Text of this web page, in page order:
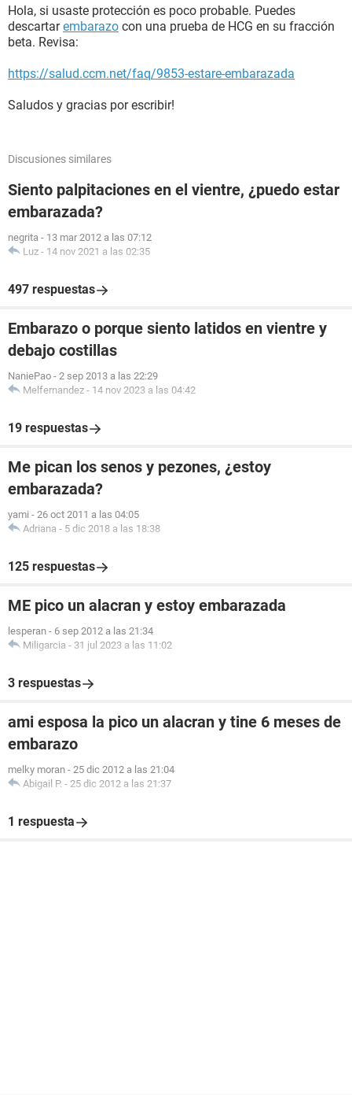
Hola, si usaste protección es poco probable. Puedes
descartarembarazo con una prueba de HCG en su fracción
beta. Revisa:
https://salud.ccm.net/faq/9853-estare-embarazada
Saludos y gracias por escribir!
Discusiones similares
Siento palpitaciones en el vientre, ¿puedo estar
embarazada?
negrita - 13 mar 2012 a las 07:12
Luz - 14 nov 2021 a las 02:35
497 respuestas
Embarazo o porque siento latidos en vientre y
debajo costillas
NaniePao - 2 sep 2013 a las 22:29
Melfernandez - 14 nov 2023 a las 04:42
19 respuestas
Me pican los senos y pezones, ¿estoy
embarazada?
yami - 26 oct 2011 a las 04:05
Adriana - 5 dic 2018 a las 18:38
125 respuestas
ME pico un alacran y estoy embarazada
lesperan - 6 sep 2012 a las 21:34
Miligarcia - 31 jul 2023 a las 11:02
3 respuestas
ami esposa la pico un alacran y tine 6 meses de
embarazo
melky moran - 25 dic 2012 a las 21:04
Abigail P. - 25 dic 2012 a las 21:37
1 respuesta